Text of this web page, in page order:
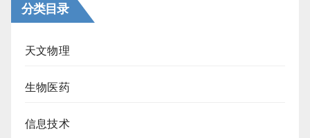
分类目录
天文物理
生物医药
信息技术